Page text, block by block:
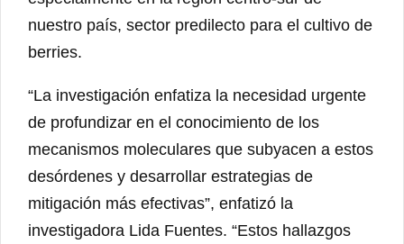
nuestro país, sector predilecto para el cultivo de
berries.
“La investigación enfatiza la necesidad urgente
de profundizar en el conocimiento de los
mecanismos moleculares que subyacen a estos
desórdenes y desarrollar estrategias de
mitigación más efectivas”, enfatizó la
investigadora Lida Fuentes. “Estos hallazgos